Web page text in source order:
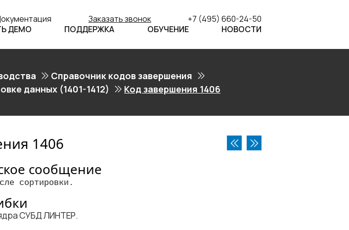
Заказать звонок
+7 (495) 660-24-50
ДЕМО ПОДДЕРЖКА ОБУЧЕНИЕ НОВОСТИ
Справочник кодов завершения
данных (1401-1412) Код завершения 1406
1406
сообщение
сортировки.
СУБД ЛИНТЕР.